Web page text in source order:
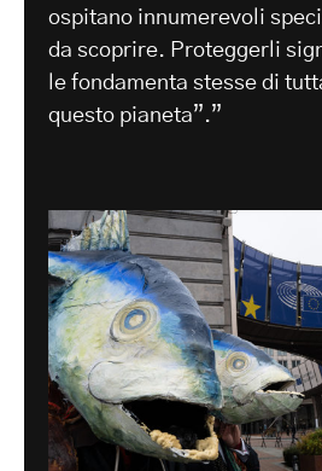
ospitano innumerevoli
da scoprire. Proteggerli
le fondamenta stesse di
questo pianeta”.”